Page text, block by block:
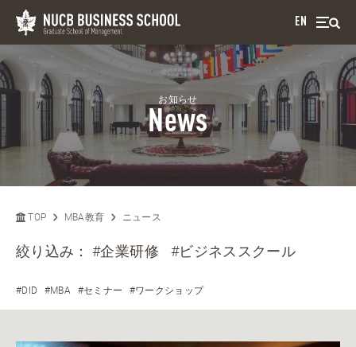
EN
お知らせ
News
TOP MBA教育 ニュース
絞り込み：#企業研修 #ビジネススクール
#DID #MBA #セミナー #ワークショップ